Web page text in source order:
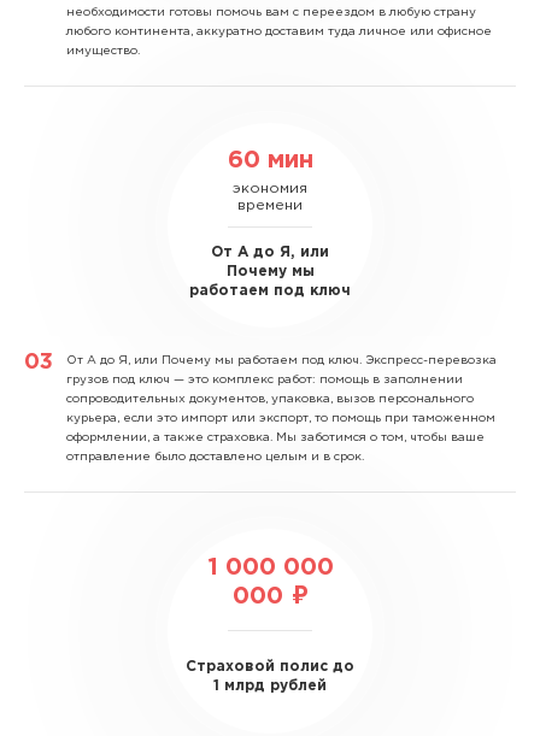
необходимости готовы помочь вам с переездом в любую страну
любого континента, аккуратно доставим туда личное или офисное
имущество.
60 мин
экономия
времени
От А до Я, или
Почему мы
работаем под ключ
От А до Я, или Почему мы работаем под ключ. Экспресс-перевозка
грузов под ключ — это комплекс работ: помощь в заполнении
сопроводительных документов, упаковка, вызов персонального
курьера, если это импорт или экспорт, то помощь при таможенном
оформлении, а также страховка. Мы заботимся о том, чтобы ваше
отправление было доставлено целым и в срок.
1 000 000
000 ₽
Страховой полис до
1 млрд рублей